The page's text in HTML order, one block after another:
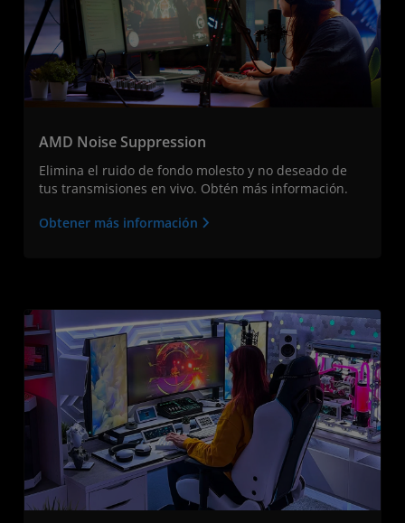
AMD Noise Suppression
Elimina el ruido de fondo molesto y no deseado de
tus transmisiones en vivo. Obtén más información.
Obtener más información